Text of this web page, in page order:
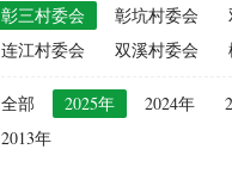
禁渔渔民生产生活补助 |
“两不具备”贫困村庄搬迁（已
省定贫困村创建社会主义新农
接生员和赤脚医生生活困难补
彰三村委会
彰坑村委会
连江村委会
双溪村委会
全部 2025年 2024年
2013年